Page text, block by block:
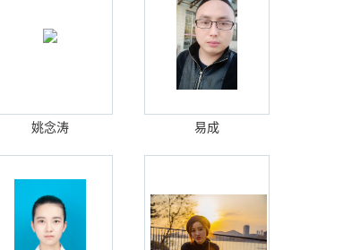
姚念涛 易成